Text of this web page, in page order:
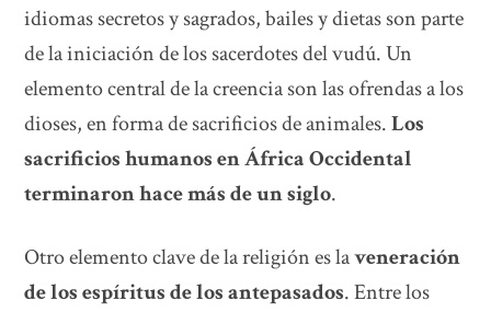
idiomas secretos y sagrados, bailes y dietas son parte
de la iniciación de los sacerdotes del vudú. Un
elemento central de la creencia son las ofrendas a los
dioses, en forma de sacrificios de animales.Los
sacrificios humanos en África Occidental
terminaron hace más de un siglo.
Otro elemento clave de la religión es laveneración
de los espíritus de los antepasados. Entre los